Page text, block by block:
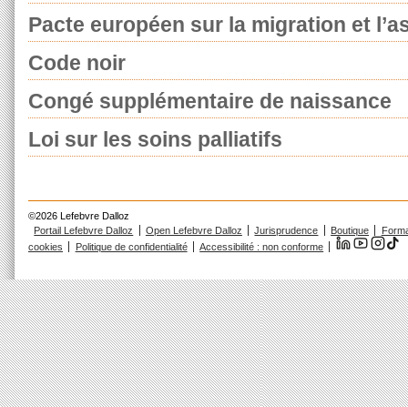
Pacte européen sur la migration et
Code noir
Congé supplémentaire de naissance
Loi sur les soins palliatifs
©2026 Lefebvre Dalloz
Portail Lefebvre Dalloz
Open Lefebvre Dalloz Jurisprudence Boutique
cookies
Politique de confidentialité Accessibilité : non conforme